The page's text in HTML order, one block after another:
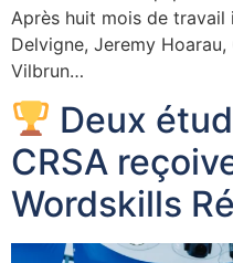
Après huit mois de travail
Delvigne, Jeremy
Vilbrun…
Deux
CRSA
Wordskills